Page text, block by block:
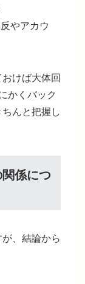
やアカウ
けば大体回
かくバック
んと把握し
係につ
、結論から